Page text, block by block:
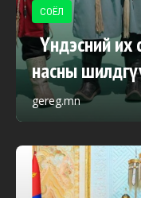
СОЁЛ
Үндэсний их
насны
gereg.mn